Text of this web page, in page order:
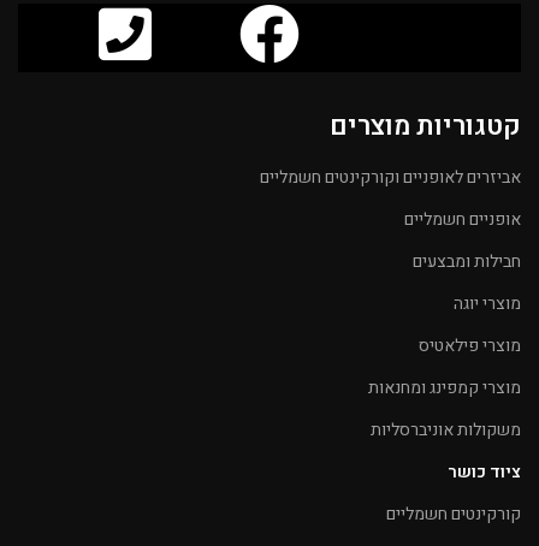
קטגוריות מוצרים
אביזרים לאופניים וקורקינטים חשמליים
אופניים חשמליים
חבילות ומבצעים
מוצרי יוגה
מוצרי פילאטיס
מוצרי קמפינג ומחנאות
משקולות אוניברסליות
ציוד כושר
קורקינטים חשמליים